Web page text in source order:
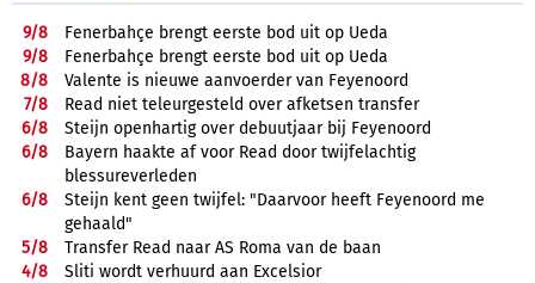
9/8
Fenerbahçe brengt eerste bod uit op Ueda
9/8
Fenerbahçe brengt eerste bod uit op Ueda
8/8
Valente is nieuwe aanvoerder van Feyenoord
7/8
Read niet teleurgesteld over afketsen transfer
6/8
Steijn openhartig over debuutjaar bij Feyenoord
6/8
Bayern haakte af voor Read door twijfelachtig
blessureverleden
6/8
Steijn kent geen twijfel: "Daarvoor heeft Feyenoord me
gehaald"
5/8
Transfer Read naar AS Roma van de baan
4/8
Sliti wordt verhuurd aan Excelsior